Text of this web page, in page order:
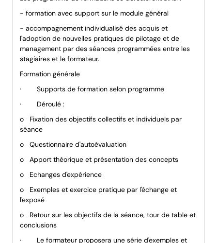
- formation avec support sur le module général
- accompagnement individualisé des acquis et
l'adoption de nouvelles pratiques de pilotage et de
management par des séances programmées entre les
stagiaires et le formateur.
Formation générale
· Supports de formation selon programme
· Déroulé :
o Fixation des objectifs collectifs et individuels par
séance
o Questionnaire d'autoévaluation
o Apport théorique et présentation des concepts
o Echanges d'expérience
o Exemples et exercice pratique par l'échange et
l'exposé
o Retour sur les objectifs de la séance, tour de table et
conclusions
· Le formateur proposera une série d'exemples et